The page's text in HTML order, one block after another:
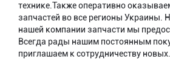
технике.Также оперативно
запчастей во все регионы Украины.
нашей компании запчасти мы
Всегда рады нашим постоянным
приглашаем к сотрудничеству новых.